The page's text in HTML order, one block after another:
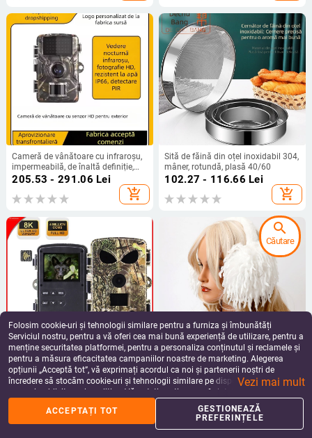
Cameră de vânătoare cu infraroșu,
impermeabilă, de înaltă definiție,
pentru livadă, supraveghere în aer
205.53 - 291.06 Lei
add_shopping_cart
Sită de făină din oțel inoxidabil 304,
mâner, rotundă, plasă 40/60
102.27 - 116.66 Lei
add_shopping_cart
Cameră de vânătoare versiune wifi,
cameră cu infraroșu HD, vedere
nocturnă în aer liber, cameră de
vânătoare impermeabilă cu
474.59Lei
add_shopping_cart
Căști pliabile, la modă și calde,
culoare pură, versiune nouă cu
ciucuri și lumină, geantă simplă de
protecție a urechilor, căști reci de
toamnă și iarnă
49.13Lei
add_shopping_cart
Folosim cookie-uri și tehnologii similare pentru a furniza și îmbunătăți
Serviciul nostru, pentru a vă oferi cea mai bună experiență de utilizare, pentru a
menține securitatea platformei, pentru a personaliza conținutul și reclamele și
pentru a măsura eficacitatea campaniilor noastre de marketing. Alegerea
opțiunii „Acceptă tot”, vă exprimați acordul ca noi și partenerii noștri de
încredere să stocăm cookie-uri și tehnologii similare pe dispozitivul dvs. în
scopuri publicitare și analitice. Vă puteți gestiona preferințele în orice moment
făcând clic pe „Gestionează preferințele”. Pentru mai multe informații, vă
rugăm să consultațiPolitica noastră de confidențialitate.
Vezi mai mult
ACCEPTAȚI TOT
GESTIONEAZĂ
PREFERINȚELE
search
Căutare